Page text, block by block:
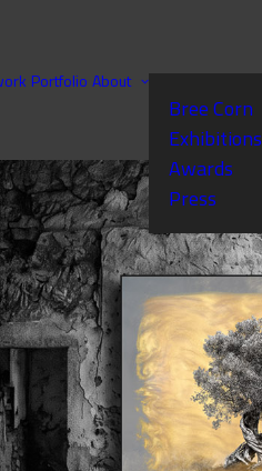
Portfolio About
Bree Corn
Exhibitions
Awards
Press